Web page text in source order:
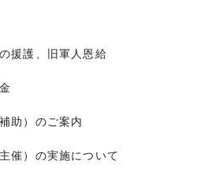
援護、旧軍人恩給
助）のご案内
催）の実施について